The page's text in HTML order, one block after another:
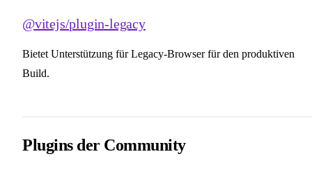
@vitejs/plugin-legacy
Bietet Unterstützung für Legacy-Browser für den produktiven
Build.
Plugins der Community